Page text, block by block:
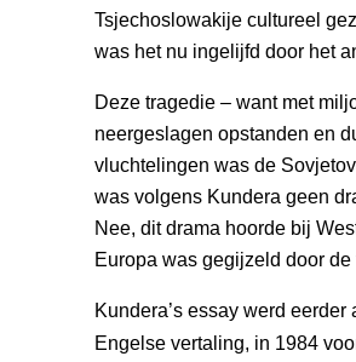
Tsjechoslowakije cultureel
was het nu ingelijfd door het
Deze tragedie – want met
neergeslagen opstanden en
vluchtelingen was de
was volgens Kundera geen
Nee, dit drama hoorde bij
Europa was gegijzeld door
Kundera’s essay werd
Engelse vertaling, in 1984